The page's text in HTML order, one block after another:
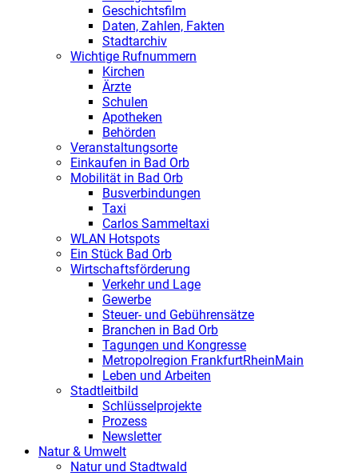
Geschichtsfilm
Daten, Zahlen, Fakten
Stadtarchiv
Wichtige Rufnummern
Kirchen
Ärzte
Schulen
Apotheken
Behörden
Veranstaltungsorte
Einkaufen in Bad Orb
Mobilität in Bad Orb
Busverbindungen
Taxi
Carlos Sammeltaxi
WLAN Hotspots
Ein Stück Bad Orb
Wirtschaftsförderung
Verkehr und Lage
Gewerbe
Steuer- und Gebührensätze
Branchen in Bad Orb
Tagungen und Kongresse
Metropolregion FrankfurtRheinMain
Leben und Arbeiten
Stadtleitbild
Schlüsselprojekte
Prozess
Newsletter
Natur & Umwelt
Natur und Stadtwald